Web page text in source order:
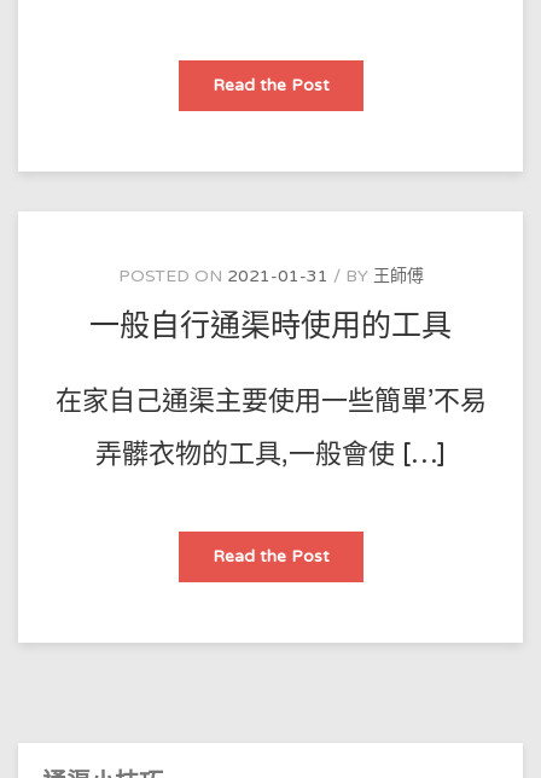
Read the Post西
盤
服
POSTED ON 2021-01-31 BY 王師傅
一般自行通渠時使用的工具
在家自己通渠主要使用一些簡單’不易
弄髒衣物的工具,一般會使 […]
Read the Post一
自
渠
具